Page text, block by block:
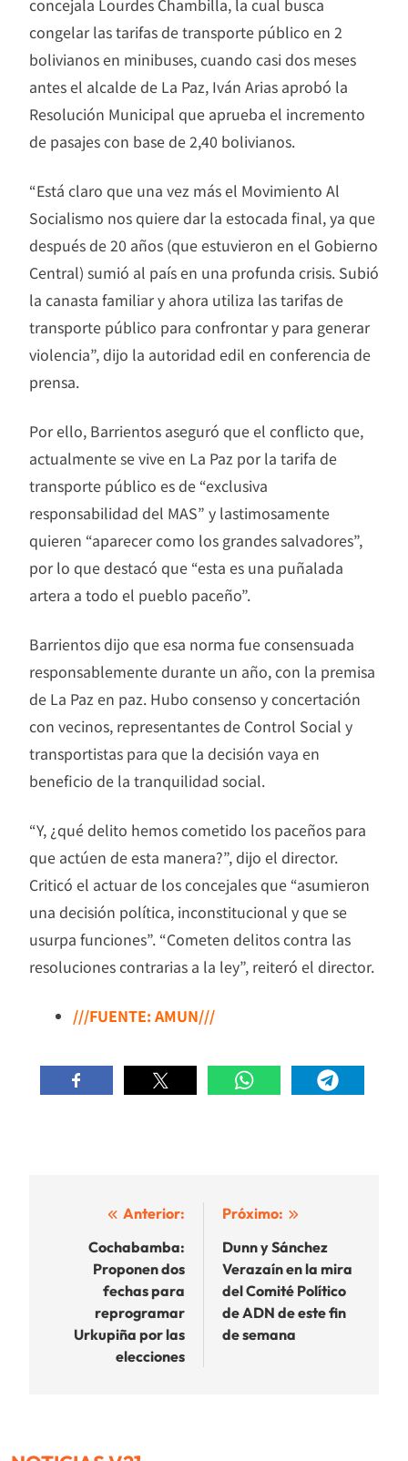
concejala Lourdes Chambilla, la cual busca
congelar las tarifas de transporte público en 2
bolivianos en minibuses, cuando casi dos meses
antes el alcalde de La Paz, Iván Arias aprobó la
Resolución Municipal que aprueba el incremento
de pasajes con base de 2,40 bolivianos.
“Está claro que una vez más el Movimiento Al
Socialismo nos quiere dar la estocada final, ya que
después de 20 años (que estuvieron en el Gobierno
Central) sumió al país en una profunda crisis. Subió
la canasta familiar y ahora utiliza las tarifas de
transporte público para confrontar y para generar
violencia”, dijo la autoridad edil en conferencia de
prensa.
Por ello, Barrientos aseguró que el conflicto que,
actualmente se vive en La Paz por la tarifa de
transporte público es de “exclusiva
responsabilidad del MAS” y lastimosamente
quieren “aparecer como los grandes salvadores”,
por lo que destacó que “esta es una puñalada
artera a todo el pueblo paceño”.
Barrientos dijo que esa norma fue consensuada
responsablemente durante un año, con la premisa
de La Paz en paz. Hubo consenso y concertación
con vecinos, representantes de Control Social y
transportistas para que la decisión vaya en
beneficio de la tranquilidad social.
“Y, ¿qué delito hemos cometido los paceños para
que actúen de esta manera?”, dijo el director.
Criticó el actuar de los concejales que “asumieron
una decisión política, inconstitucional y que se
usurpa funciones”. “Cometen delitos contra las
resoluciones contrarias a la ley”, reiteró el director.
///FUENTE: AMUN///
Navegación
entradas
Anterior:
Cochabamba:
Proponen dos
fechas para
reprogramar
Urkupiña por las
elecciones
Próximo:
Dunn y Sánchez
Verazaín en la mira
del Comité Político
de ADN de este fin
de semana